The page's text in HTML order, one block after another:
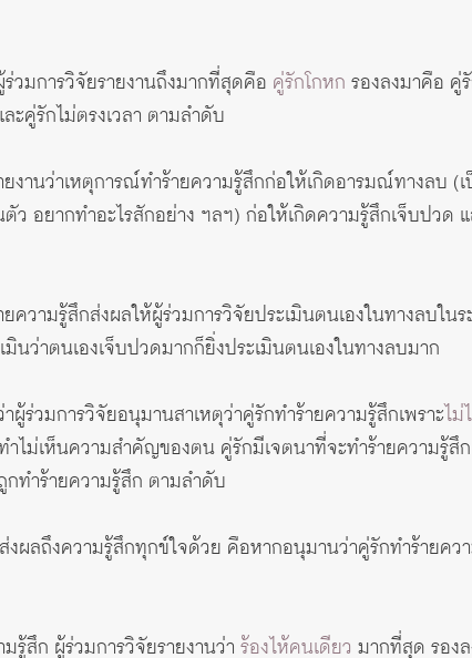
วมการวิจัยรายงานถึงมากที่สุดคือ คู่รักโกหก รองลงมาคือ คู่
ะคู่รักไม่ตรงเวลา ตามลำดับ
งานว่าเหตุการณ์ทำร้ายความรู้สึกก่อให้เกิดอารมณ์ทางลบ (
อยากทำอะไรสักอย่าง ฯลฯ) ก่อให้เกิดความรู้สึกเจ็บปวด
ความรู้สึกส่งผลให้ผู้ร่วมการวิจัยประเมินตนเองในทางลบใน
นว่าตนเองเจ็บปวดมากก็ยิ่งประเมินตนเองในทางลบมาก
ผู้ร่วมการวิจัยอนุมานสาเหตุว่าคู่รักทำร้ายความรู้สึกเพราะไม่
ไม่เห็นความสำคัญของตน คู่รักมีเจตนาที่จะทำร้ายความรู้สึ
ทำร้ายความรู้สึก ตามลำดับ
ผลถึงความรู้สึกทุกข์ใจด้วย คือหากอนุมานว่าคู่รักทำร้ายคว
รู้สึก ผู้ร่วมการวิจัยรายงานว่า ร้องไห้คนเดียว มากที่สุด รอง